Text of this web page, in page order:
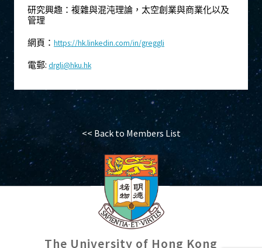
研究興趣：複雜與混沌理論，太空創業與商業化以及
管理
網頁： https://hk.linkedin.com/in/greggli
電郵: drgli@hku.hk
<< Back to Members List
The University of Hong Kong